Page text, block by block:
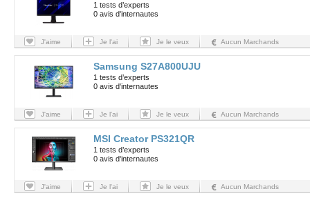
1 tests d’experts
0 avis d'internautes
J'aime Je l'ai Je le veux Aucun Marchands
Samsung S27A800UJU
1 tests d’experts
0 avis d'internautes
J'aime Je l'ai Je le veux Aucun Marchands
MSI Creator PS321QR
1 tests d’experts
0 avis d'internautes
J'aime Je l'ai Je le veux Aucun Marchands